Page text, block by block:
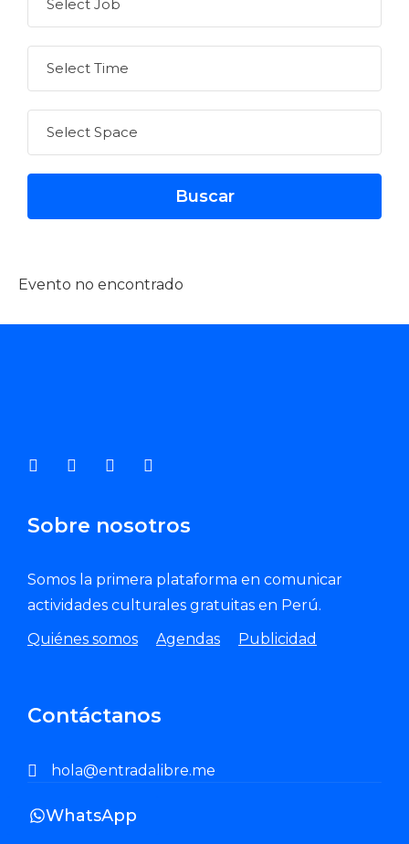
Evento no encontrado
Sobre nosotros
Somos la primera plataforma en comunicar
actividades culturales gratuitas en Perú.
Quiénes somos
Agendas Publicidad
Contáctanos
hola@entradalibre.me
WhatsApp